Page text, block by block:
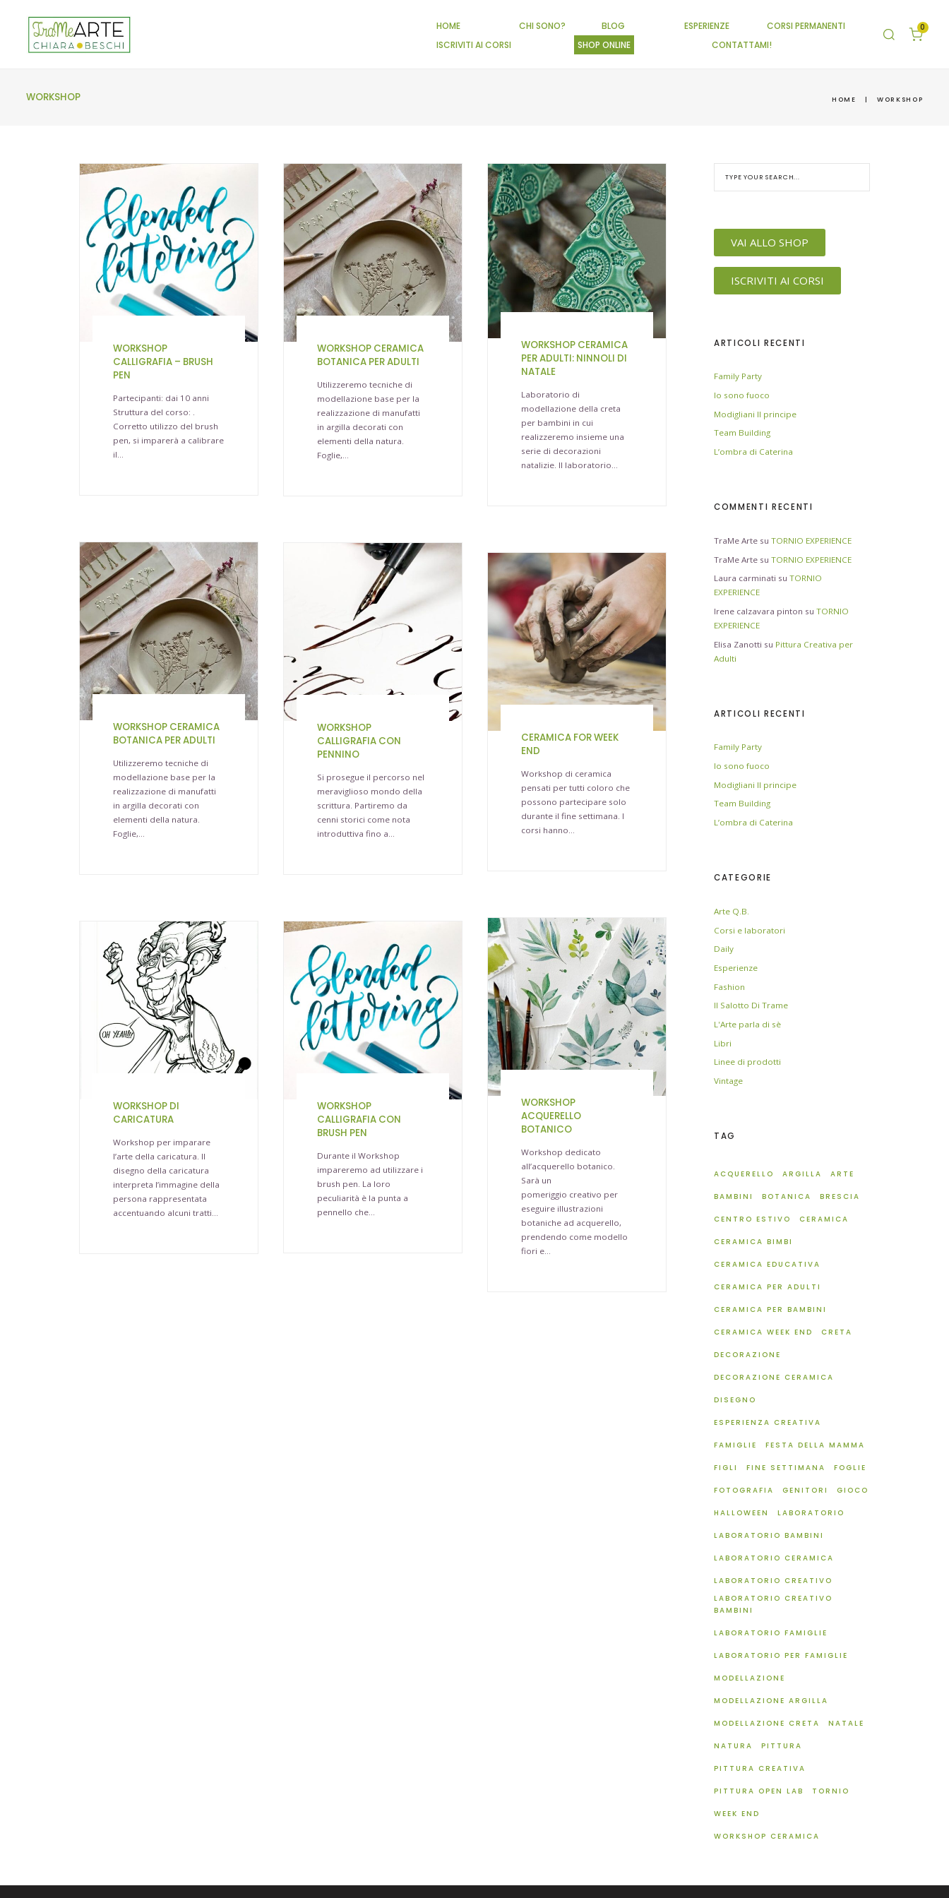
HOME CHI SONO? BLOG ESPERIENZE
CORSI PERMANENTI
ISCRIVITI AI CORSI
SHOP ONLINE CONTATTAMI!
0
WORKSHOP HOME | WORKSHOP
WORKSHOP
CALLIGRAFIA – BRUSH
PEN
Partecipanti: dai 10 anni
Struttura del corso: .
Corretto utilizzo del brush
pen, si imparerà a calibrare
il…
WORKSHOP CERAMICA
BOTANICA PER ADULTI
Utilizzeremo tecniche di
modellazione base per la
realizzazione di manufatti
in argilla decorati con
elementi della natura.
Foglie,…
WORKSHOP CERAMICA
PER ADULTI: NINNOLI DI
NATALE
Laboratorio di
modellazione della creta
per bambini in cui
realizzeremo insieme una
serie di decorazioni
natalizie. Il laboratorio…
WORKSHOP CERAMICA
BOTANICA PER ADULTI
Utilizzeremo tecniche di
modellazione base per la
realizzazione di manufatti
in argilla decorati con
elementi della natura.
Foglie,…
WORKSHOP
CALLIGRAFIA CON
PENNINO
Si prosegue il percorso nel
meraviglioso mondo della
scrittura. Partiremo da
cenni storici come nota
introduttiva fino a…
CERAMICA FOR WEEK
END
Workshop di ceramica
pensati per tutti coloro che
possono partecipare solo
durante il fine settimana. I
corsi hanno…
WORKSHOP
ACQUERELLO
BOTANICO
Workshop dedicato
all’acquerello botanico.
Sarà un
pomeriggio creativo per
eseguire illustrazioni
botaniche ad acquerello,
prendendo come modello
fiori e…
WORKSHOP DI
CARICATURA
Workshop per imparare
l’arte della caricatura. Il
disegno della caricatura
interpreta l’immagine della
persona rappresentata
accentuando alcuni tratti…
WORKSHOP
CALLIGRAFIA CON
BRUSH PEN
Durante il Workshop
impareremo ad utilizzare i
brush pen. La loro
peculiarità è la punta a
pennello che…
VAI ALLO SHOP
ISCRIVITI AI CORSI
ARTICOLI RECENTI
Family Party
Io sono fuoco
Modigliani Il principe
Team Building
L’ombra di Caterina
COMMENTI RECENTI
TraMe Arte suTORNIO EXPERIENCE
TraMe Arte suTORNIO EXPERIENCE
Laura carminati suTORNIO
EXPERIENCE
Irene calzavara pinton suTORNIO
EXPERIENCE
Elisa Zanotti su Pittura Creativa per
Adulti
ARTICOLI RECENTI
Family Party
Io sono fuoco
Modigliani Il principe
Team Building
L’ombra di Caterina
CATEGORIE
Arte Q.B.
Corsi e laboratori
Daily
Esperienze
Fashion
Il Salotto Di Trame
L'Arte parla di sè
Libri
Linee di prodotti
Vintage
TAG
ACQUERELLO ARGILLA ARTE
BAMBINI BOTANICA BRESCIA
CENTRO ESTIVO CERAMICA
CERAMICA BIMBI
CERAMICA EDUCATIVA
CERAMICA PER ADULTI
CERAMICA PER BAMBINI
CERAMICA WEEK END CRETA
DECORAZIONE
DECORAZIONE CERAMICA
DISEGNO
ESPERIENZA CREATIVA
FAMIGLIE FESTA DELLA MAMMA
FIGLI FINE SETTIMANA FOGLIE
FOTOGRAFIA GENITORI GIOCO
HALLOWEEN LABORATORIO
LABORATORIO BAMBINI
LABORATORIO CERAMICA
LABORATORIO CREATIVO
LABORATORIO CREATIVO
BAMBINI
LABORATORIO FAMIGLIE
LABORATORIO PER FAMIGLIE
MODELLAZIONE
MODELLAZIONE ARGILLA
MODELLAZIONE CRETA NATALE
NATURA PITTURA
PITTURA CREATIVA
PITTURA OPEN LAB TORNIO
WEEK END
WORKSHOP CERAMICA